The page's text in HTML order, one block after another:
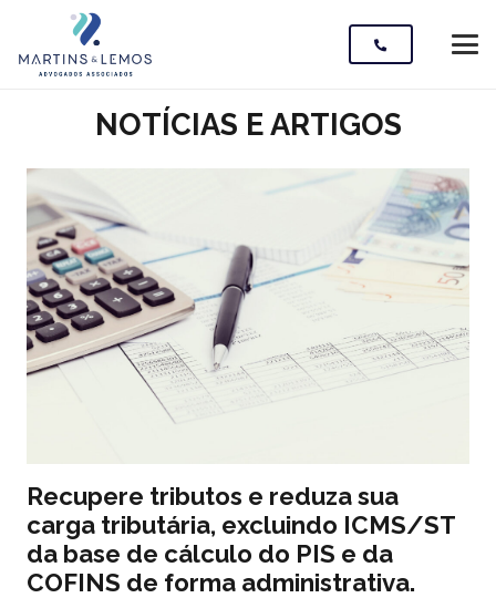
NOTÍCIAS E ARTIGOS
Recupere tributos e reduza sua
carga tributária, excluindo ICMS/ST
da base de cálculo do PIS e da
COFINS de forma administrativa.